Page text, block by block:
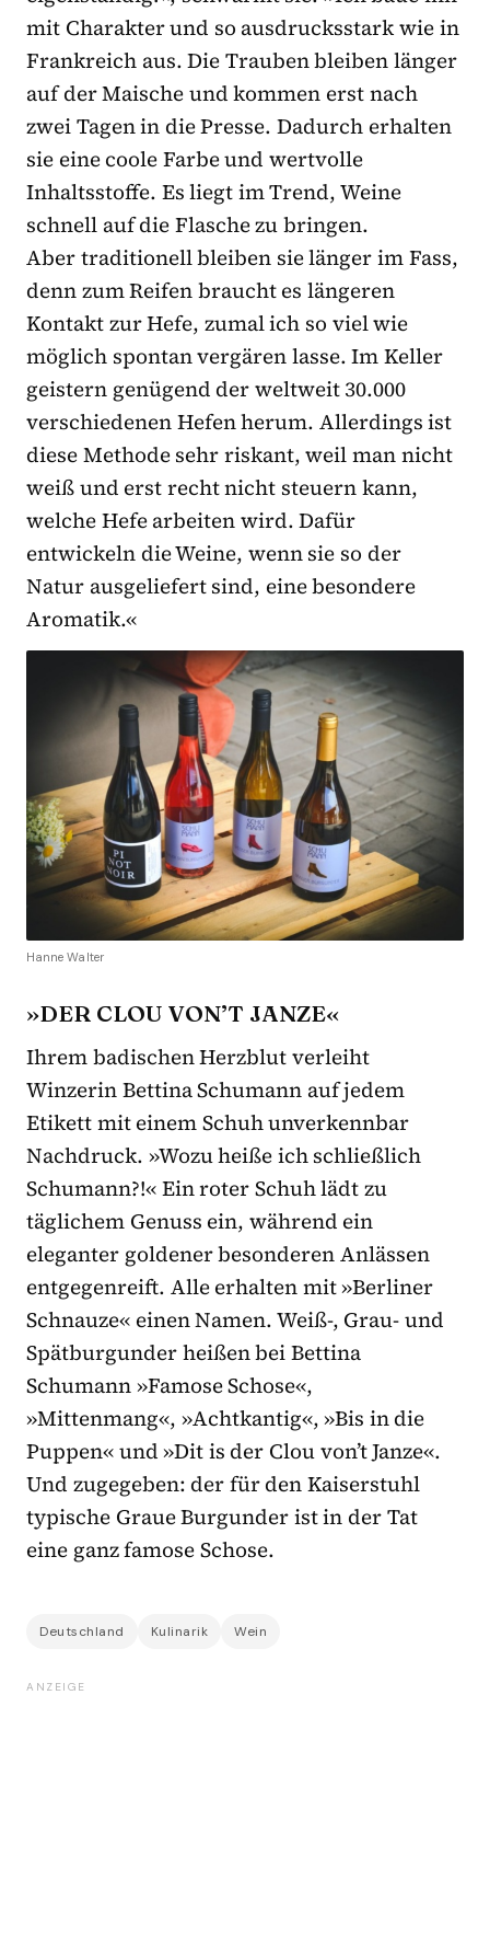
mit Charakter und so ausdrucksstark wie in
Frankreich aus. Die Trauben bleiben länger
auf der Maische und kommen erst nach
zwei Tagen in die Presse. Dadurch erhalten
sie eine coole Farbe und wertvolle
Inhaltsstoffe. Es liegt im Trend, Weine
schnell auf die Flasche zu bringen.
Abertraditionell bleiben sie länger im Fass,
denn zum Reifen braucht es längeren
Kontakt zur Hefe, zumal ich so viel wie
möglich spontan vergären lasse. Im Keller
geistern genügend der weltweit 30.000
verschiedenen Hefen herum. Allerdings ist
diese Methode sehr riskant, weil man nicht
weiß und erst recht nicht steuern kann,
welche Hefe arbeiten wird. Dafür
entwickeln die Weine, wenn sie so der
Natur ausgeliefert sind, eine besondere
Aromatik.«
Hanne Walter
»DER CLOU VON’T JANZE«
Ihrem badischen Herzblut verleiht
Winzerin Bettina Schumann auf jedem
Etikett mit einem Schuh unverkennbar
Nachdruck. »Wozu heiße ich schließlich
Schumann?!« Ein roter Schuh lädt zu
täglichem Genuss ein, während ein
eleganter goldener besonderen Anlässen
entgegenreift. Alle erhalten mit »Berliner
Schnauze« einen Namen. Weiß-, Grau- und
Spätburgunder heißen bei Bettina
Schumann »Famose Schose«,
»Mittenmang«, »Achtkantig«, »Bis in die
Puppen« und »Dit is der Clou von’t Janze«.
Und zugegeben: der für den Kaiserstuhl
typische Graue Burgunder ist in der Tat
eine ganz famose Schose.
Deutschland Kulinarik Wein
ANZEIGE